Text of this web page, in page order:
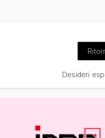
Desideri